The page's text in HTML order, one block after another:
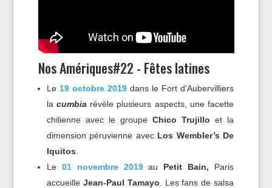
Nos Amériques#22 - Fêtes latines
Le 19 octobre 2019dans le Fort d’Aubervilliers
la cumbiarévèle plusieurs aspects, une facette
chilienne avec le groupeChico Trujillo et la
dimension péruvienne avec Los Wembler’s De
Iquitos.
Le 01 novembre 2019au Petit Bain, Paris
accueille Jean-Paul Tamayo. Les fans de salsa